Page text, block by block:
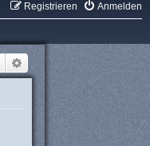
Anmelden
Registrieren
Suche Erweiterte Suche